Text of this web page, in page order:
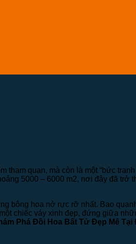
quan, mà còn là một “bức
5000 – 6000 m2, nơi đây đã
bông hoa nở rực rỡ nhất. Bao
chiếc váy xinh đẹp, đứng giữa
Phá Đồi Hoa Bất Tử Đẹp Mê Tại